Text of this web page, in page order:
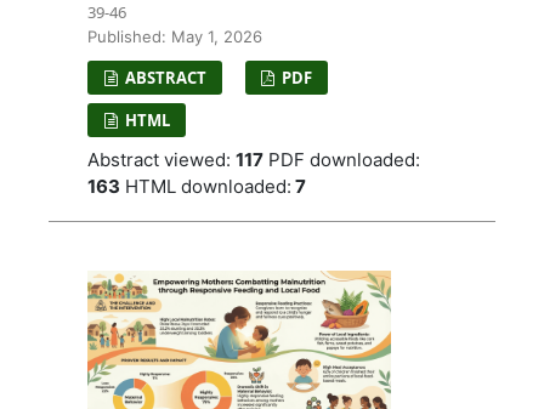
39-46
Published: May 1, 2026
ABSTRACT
PDF
HTML
Abstract viewed: 117 PDF downloaded:
163 HTML downloaded: 7